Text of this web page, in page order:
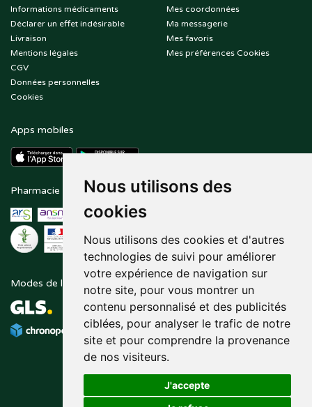
Nous utilisons des
cookies
Nous utilisons des cookies et d'autres
technologies de suivi pour améliorer
votre expérience de navigation sur
notre site, pour vous montrer un
contenu personnalisé et des publicités
ciblées, pour analyser le trafic de notre
site et pour comprendre la provenance
de nos visiteurs.
J'accepte
Informations médicaments
Déclarer un effet indésirable
Livraison
Mentions légales
CGV
Données personnelles
Cookies
Mes coordonnées
Ma messagerie
Mes favoris
Mes préférences Cookies
Apps mobiles
Pharmacie en ligne agréée Paiement sécurisé
Modes de livraison Suivez-nous sur